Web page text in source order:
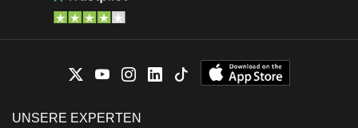
UNSERE EXPERTEN